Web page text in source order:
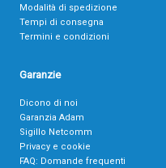
Modalità di spedizione
Tempi di consegna
Termini e condizioni
Garanzie
Dicono di noi
Garanzia Adam
Sigillo Netcomm
Privacy e cookie
FAQ: Domande frequenti